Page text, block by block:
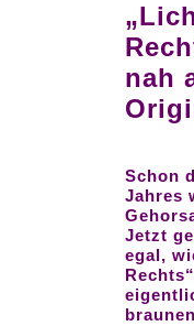
nah
Schon
Jahres
Jetzt
egal,